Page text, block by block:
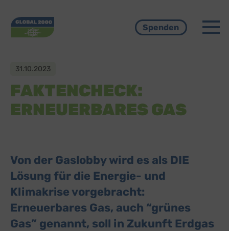
Spenden
31.10.2023
FAKTENCHECK:
ERNEUERBARES GAS
Von der Gaslobby wird es als DIE
Lösung für die Energie- und
Klimakrise vorgebracht:
Erneuerbares Gas, auch “grünes
Gas” genannt, soll in Zukunft Erdgas